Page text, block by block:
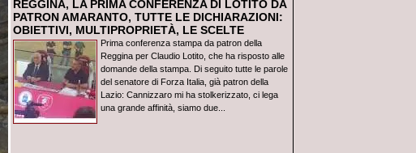
REGGINA, LA PRIMA CONFERENZA DI LOTITO DA
PATRON AMARANTO, TUTTE LE DICHIARAZIONI:
OBIETTIVI, MULTIPROPRIETÀ, LE SCELTE
Prima conferenza stampa da patron della
Reggina per Claudio Lotito, che ha risposto alle
domande della stampa. Di seguito tutte le parole
del senatore di Forza Italia, già patron della
Lazio: Cannizzaro mi ha stolkerizzato, ci lega
una grande affinità, siamo due...